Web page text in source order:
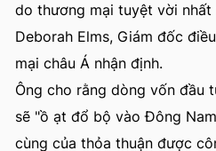
do thương mại tuyệt vời
Deborah Elms, Giám đốc
mại châu Á nhận định.
Ông cho rằng dòng vốn đầu
sẽ "ồ ạt đổ bộ vào Đông
cùng của thỏa thuận được